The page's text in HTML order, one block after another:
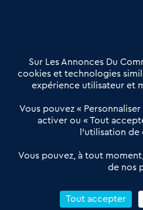
Offres Pro
Actualités
Qui sommes nous ?
Derniers articles
Réseau 3C : un partenaire
Petitscommerces : Un partenariat
proximité et des territoires
Reprendre un Restaurant Rapide
Sur Les Annonces Du
cookies et technologies
expérience utilisateur et
Vous pouvez «
activer ou « Tout
l’utilisation
Vous pouvez, à tout
de nos
Tout accepter